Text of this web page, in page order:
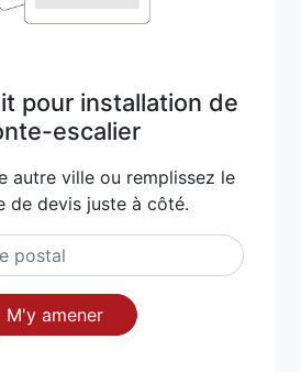
pour installation de
escalier
autre ville ou remplissez le
de devis juste à côté.
M'y amener